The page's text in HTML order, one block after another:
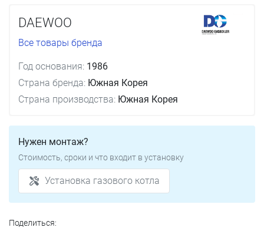
DAEWOO
Все товары бренда
Год основания: 1986
Страна бренда: Южная Корея
Страна производства: Южная Корея
Нужен монтаж?
Стоимость, сроки и что входит в установку
Установка газового котла
Поделиться: